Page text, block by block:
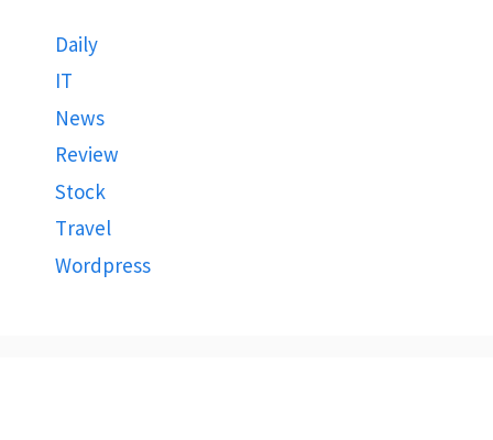
Daily
IT
News
Review
Stock
Travel
Wordpress